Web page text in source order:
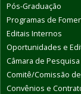
Pós-Graduação
Programas de
Editais Internos
Oportunidades e
Câmara de
Comitê/Comissão de
Convênios e